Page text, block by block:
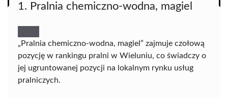
1. Pralnia chemiczno-wodna, magiel
„Pralnia chemiczno-wodna, magiel” zajmuje czołową
pozycję w rankingu pralni w Wieluniu, co świadczy o
jej ugruntowanej pozycji na lokalnym rynku usług
pralniczych.